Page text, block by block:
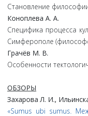
Становление
Коноплева А. А.
Специфика процесса
Симферополе
Грачёв М. В.
Особенности
ОБЗОРЫ
Захарова Л. И.,
«Sumus ubi sumus.